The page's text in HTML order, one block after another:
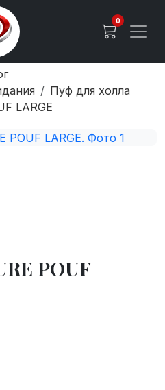
0
Пуф для холла
LARGE
POUF